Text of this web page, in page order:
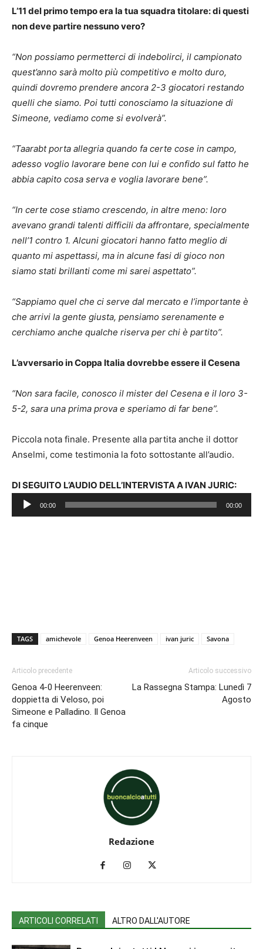
L’11 del primo tempo era la tua squadra titolare: di questi
non deve partire nessuno vero?
“Non possiamo permetterci di indebolirci, il campionato
quest’anno sarà molto più competitivo e molto duro,
quindi dovremo prendere ancora 2-3 giocatori restando
quelli che siamo. Poi tutti conosciamo la situazione di
Simeone, vediamo come si evolverà”.
“Taarabt porta allegria quando fa certe cose in campo,
adesso voglio lavorare bene con lui e confido sul fatto he
abbia capito cosa serva e voglia lavorare bene”.
“In certe cose stiamo crescendo, in altre meno: loro
avevano grandi talenti difficili da affrontare, specialmente
nell’1 contro 1. Alcuni giocatori hanno fatto meglio di
quanto mi aspettassi, ma in alcune fasi di gioco non
siamo stati brillanti come mi sarei aspettato”.
“Sappiamo quel che ci serve dal mercato e l’importante è
che arrivi la gente giusta, pensiamo serenamente e
cerchiamo anche qualche riserva per chi è partito”.
L’avversario in Coppa Italia dovrebbe essere il Cesena
“Non sara facile, conosco il mister del Cesena e il loro 3-
5-2, sara una prima prova e speriamo di far bene”.
Piccola nota finale. Presente alla partita anche il dottor
Anselmi, come testimonia la foto sottostante all’audio.
DI SEGUITO L’AUDIO DELL’INTERVISTA A IVAN JURIC:Audio
00:00 00:00
TAGS amichevole Genoa Heerenveen ivan juric Savona
Articolo precedente
Genoa 4-0 Heerenveen:
doppietta di Veloso, poi
Simeone e Palladino. Il Genoa
fa cinque
Articolo successivo
La Rassegna Stampa: Lunedì 7
Agosto
Redazione
ARTICOLI CORRELATI ALTRO DALL'AUTORE